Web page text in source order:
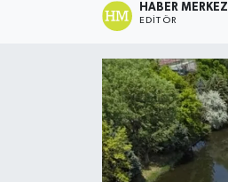
HABER MERKEZI
EDITÖR